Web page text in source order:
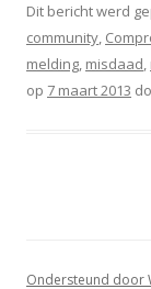
Dit bericht werd
community,
melding, misdaad,
op 7 maart 2013
Ondersteund door